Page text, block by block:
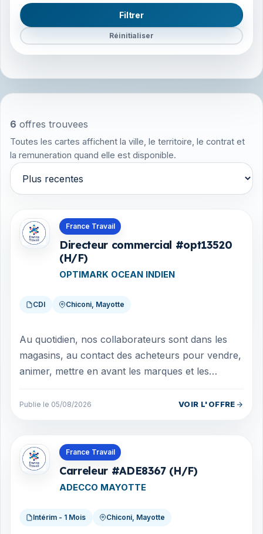
Filtrer
Réinitialiser
6 offres trouvees
Toutes les cartes affichent la ville, le territoire, le contrat et
la remuneration quand elle est disponible.
Trier par
France Travail
Directeur commercial #opt13520
(H/F)
OPTIMARK OCEAN INDIEN
CDI Chiconi, Mayotte
Au quotidien, nos collaborateurs sont dans les
magasins, au contact des acheteurs pour vendre,
animer, mettre en avant les marques et les
Publie le 05/08/2026 VOIR L'OFFRE
Offres en Mayotte
France Travail
Carreleur #ADE8367 (H/F)
ADECCO MAYOTTE
Intérim - 1 Mois Chiconi, Mayotte
Offres en Mayotte